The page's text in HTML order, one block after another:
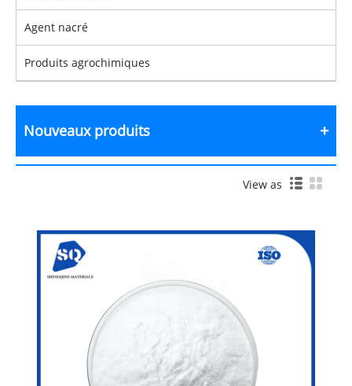
Agent nacré
Produits agrochimiques
Nouveaux produits
View as